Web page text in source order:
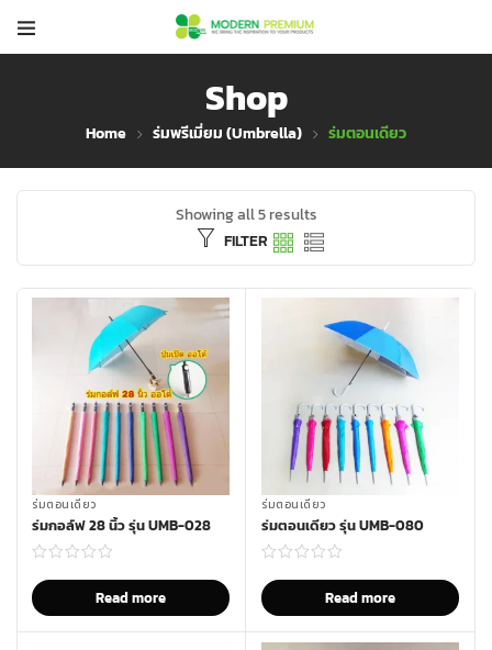
Shop
Home ร่มพรีเมี่ยม (Umbrella) ร่มตอนเดียว
Showing all 5 results
FILTER
ร่มตอนเดียว
ร่มกอล์ฟ 28 นิ้ว รุ่น UMB-028
Read more
ร่มตอนเดียว
ร่มตอนเดียว รุ่น UMB-080
Read more